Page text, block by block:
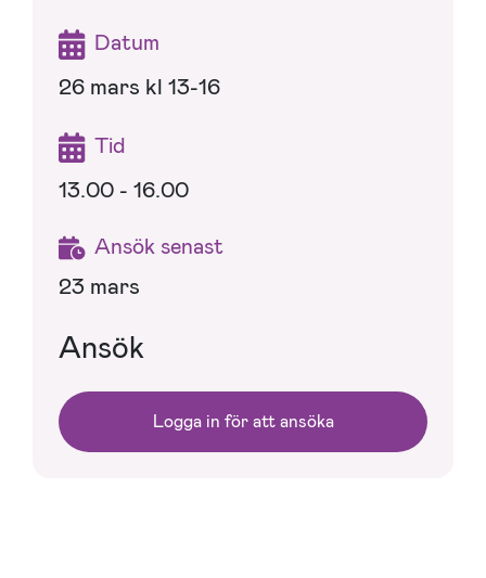
Datum
26 mars kl 13-16
Tid
13.00 - 16.00
Ansök senast
23 mars
Ansök
Logga in för att ansöka